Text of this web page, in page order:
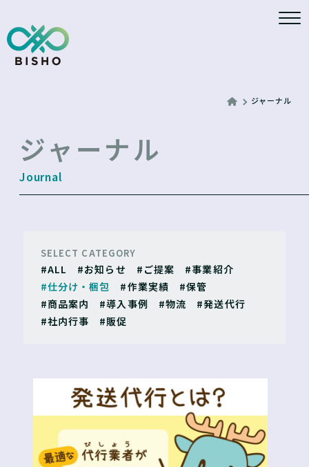
ジャーナル
ジャーナル
SELECT CATEGORY
#ALL #お知らせ #ご提案
#事業紹介
#仕分け・梱包
#作業実績
#保管
#商品案内
#導入事例 #物流
#発送代行
#社内行事
#販促